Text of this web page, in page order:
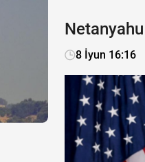
Netanyahu
8 İyun 16:16